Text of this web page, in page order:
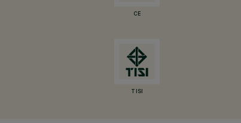
CE
TISI